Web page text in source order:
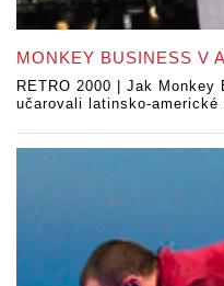
MONKEY BUSINESS V
RETRO 2000 | Jak
učarovali latinsko-americké